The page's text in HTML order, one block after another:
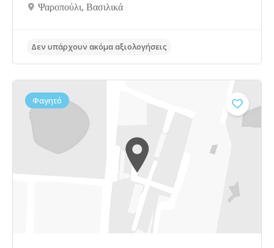
Δεν υπάρχουν ακόμα αξιολογήσεις
Ψαροπούλι, Bασιλικά
Φαγητό